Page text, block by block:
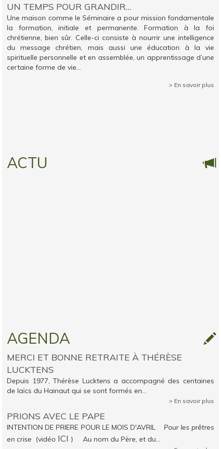
UN TEMPS POUR GRANDIR…
Une maison comme le Séminaire a pour mission fondamentale
la formation, initiale et permanente. Formation à la foi
chrétienne, bien sûr. Celle-ci consiste à nourrir une intelligence
du message chrétien, mais aussi une éducation à la vie
spirituelle personnelle et en assemblée, un apprentissage d’une
certaine forme de vie...
> En savoir plus
ACTU
AGENDA
MERCI ET BONNE RETRAITE À THÉRÈSE
LUCKTENS
Depuis 1977, Thérèse Lucktens a accompagné des centaines
de laïcs du Hainaut qui se sont formés en...
> En savoir plus
PRIONS AVEC LE PAPE
INTENTION DE PRIERE POUR LE MOIS D'AVRIL Pour les prêtres
en crise (vidéo ICI ) Au nom du Père, et du...